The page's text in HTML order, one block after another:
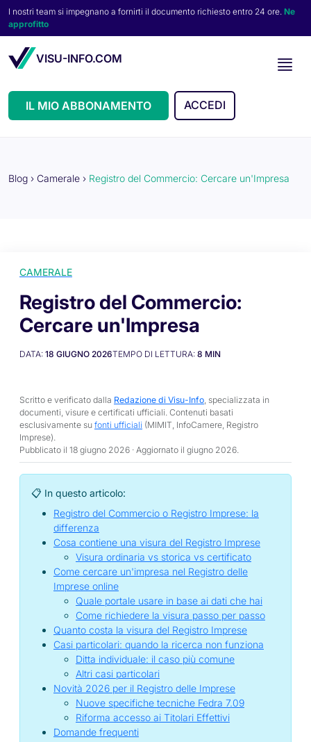
I nostri team si impegnano a fornirti il documento richiesto entro 24 ore. Ne
approfitto
VISU-INFO.COM
IL MIO ABBONAMENTO ACCEDI
Blog › Camerale › Registro del Commercio: Cercare un'Impresa
CAMERALE
Registro del Commercio:
Cercare un'Impresa
DATA: 18 GIUGNO 2026TEMPO DI LETTURA: 8 MIN
Scritto e verificato dalla Redazione di Visu-Info, specializzata in
documenti, visure e certificati ufficiali. Contenuti basati
esclusivamente su fonti ufficiali (MIMIT, InfoCamere, Registro
Imprese).
Pubblicato il 18 giugno 2026 · Aggiornato il giugno 2026.
📋 In questo articolo:
Registro del Commercio o Registro Imprese: la
differenza
Cosa contiene una visura del Registro Imprese
Visura ordinaria vs storica vs certificato
Come cercare un'impresa nel Registro delle
Imprese online
Quale portale usare in base ai dati che hai
Come richiedere la visura passo per passo
Quanto costa la visura del Registro Imprese
Casi particolari: quando la ricerca non funziona
Ditta individuale: il caso più comune
Altri casi particolari
Novità 2026 per il Registro delle Imprese
Nuove specifiche tecniche Fedra 7.09
Riforma accesso ai Titolari Effettivi
Domande frequenti